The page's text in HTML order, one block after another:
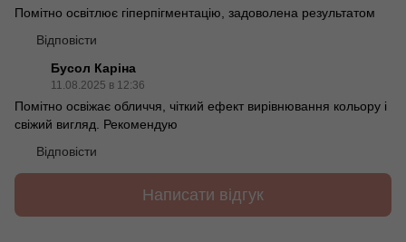
Помітно освітлює гіперпігментацію, задоволена результатом
Відповісти
Бусол Каріна
11.08.2025 в 12:36
Помітно освіжає обличчя, чіткий ефект вирівнювання кольору і
свіжий вигляд. Рекомендую
Відповісти
Написати відгук